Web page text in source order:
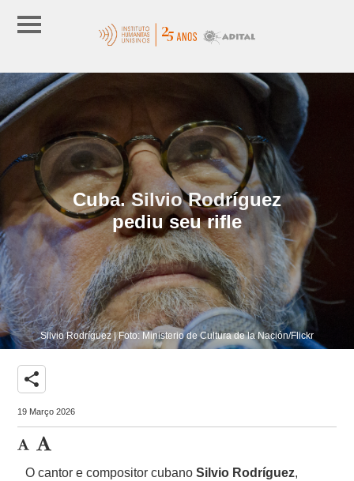
Cuba. Silvio Rodríguez
pediu seu rifle
Silvio Rodríguez | Foto: Ministerio de Cultura de la Nación/Flickr
share
19 Março 2026
O cantor e compositor cubano Silvio Rodríguez,